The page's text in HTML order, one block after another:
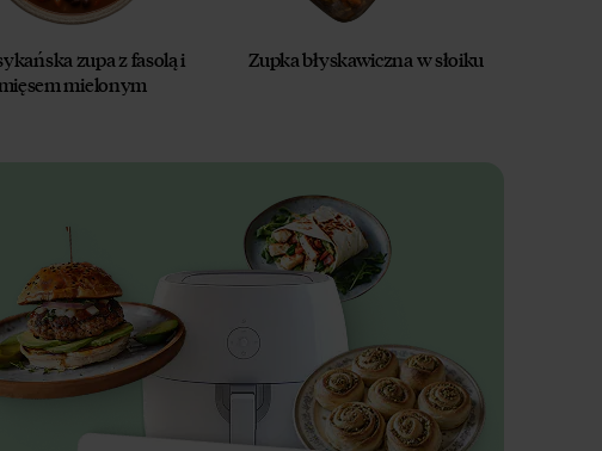
zupa z fasolą i
mielonym
Zupka błyskawiczna w słoiku